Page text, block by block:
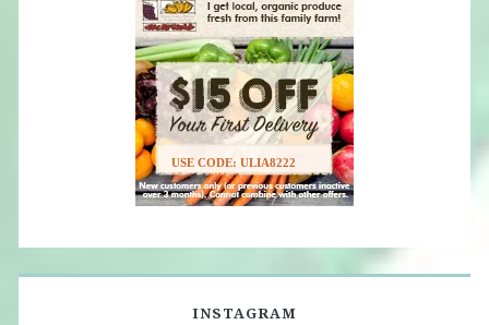
USE CODE: ULIA8222
INSTAGRAM